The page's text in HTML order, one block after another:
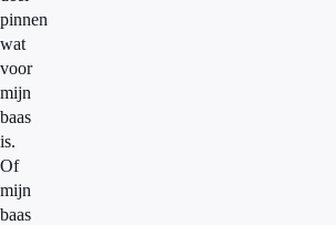
pinnen
wat
voor
mijn
baas
is.
Of
mijn
baas